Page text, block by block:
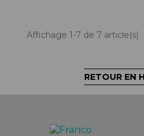
Affichage 1-7 de 7 article(s)
RETOUR EN